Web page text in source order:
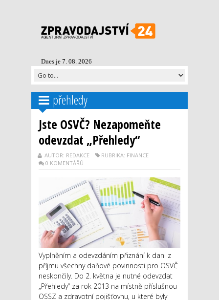
Dnes je 7. 08. 2026
přehledy
Jste OSVČ? Nezapomeňte
odevzdat „Přehledy“
AUTOR: REDAKCE
RUBRIKA: FINANCE
0 KOMENTÁŘŮ
Vyplněním a odevzdáním přiznání k dani z
příjmu všechny daňové povinnosti pro OSVČ
neskončily. Do 2. května je nutné odevzdat
„Přehledy“ za rok 2013 na místně příslušnou
OSSZ a zdravotní pojišťovnu, u které byly